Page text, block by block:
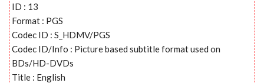
ID : 13
Format : PGS
Codec ID : S_HDMV/PGS
Codec ID/Info : Picture based subtitle format used on
BDs/HD-DVDs
Title : English